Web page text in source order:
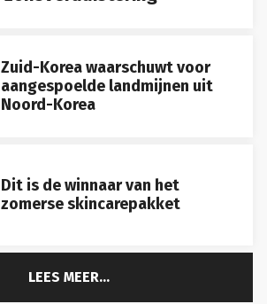
Zuid-Korea waarschuwt voor
aangespoelde landmijnen uit
Noord-Korea
Dit is de winnaar van het
zomerse skincarepakket
LEES MEER...